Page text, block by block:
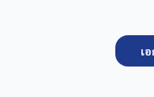
เ